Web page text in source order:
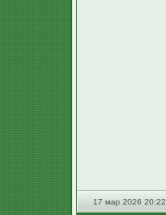
17 мар 2026 20:22